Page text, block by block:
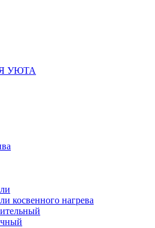
УЮТА
косвенного нагрева